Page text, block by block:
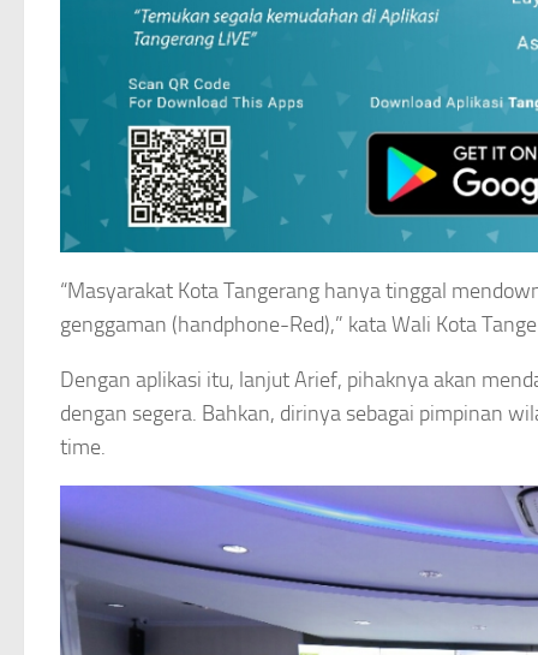
“Masyarakat Kota Tangerang hanya tinggal
genggaman (handphone-Red),” kata Wali Kota
Dengan aplikasi itu, lanjut Arief, pihaknya akan
dengan segera. Bahkan, dirinya sebagai pimpinan
time.